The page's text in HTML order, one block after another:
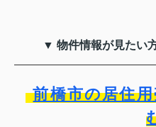
▼ 物件情報が見たい
前橋市の居住